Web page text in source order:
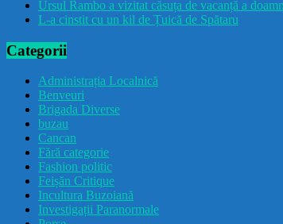
Ursul Rambo a vizitat căsuța de vacanță a
L-a cinstit cu un kil de Țuică de Spătaru
Categorii
Administrația Localnică
Benveuri
Brigada Diverse
buzau
Cancan
Fără categorie
Fashion politic
Feișăn Critique
Incultura Buzoiană
Investigații Paranormale